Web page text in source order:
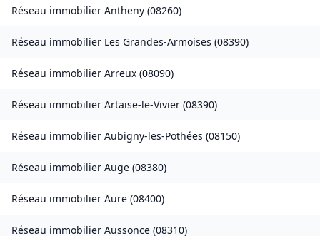
Réseau immobilier Antheny (08260)
Réseau immobilier Les Grandes-Armoises (08390)
Réseau immobilier Arreux (08090)
Réseau immobilier Artaise-le-Vivier (08390)
Réseau immobilier Aubigny-les-Pothées (08150)
Réseau immobilier Auge (08380)
Réseau immobilier Aure (08400)
Réseau immobilier Aussonce (08310)